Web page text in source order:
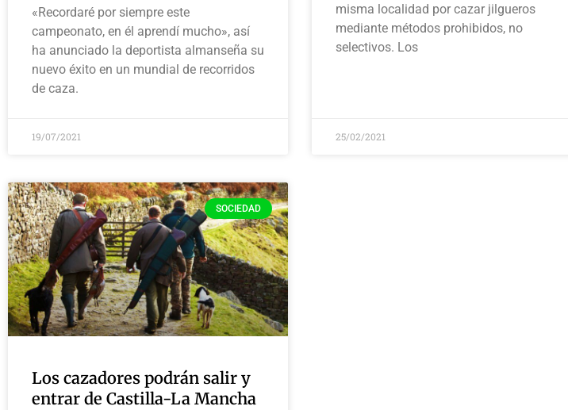
«Recordaré por siempre este
campeonato, en él aprendí mucho», así
ha anunciado la deportista almanseña su
nuevo éxito en un mundial de recorridos
de caza.
19/07/2021
misma localidad por cazar jilgueros
mediante métodos prohibidos, no
selectivos. Los
25/02/2021
SOCIEDAD
Los cazadores podrán salir y
entrar de Castilla-La Mancha